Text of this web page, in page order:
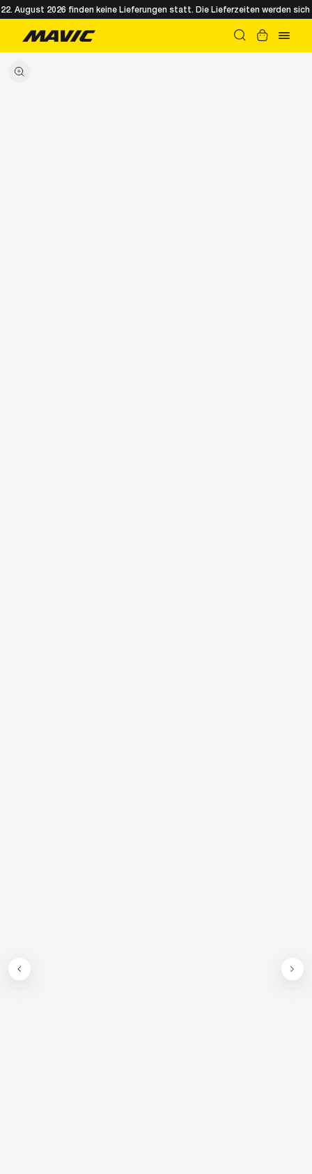
August 2026 finden keine Lieferungen statt. Die Lieferzeiten werden sich